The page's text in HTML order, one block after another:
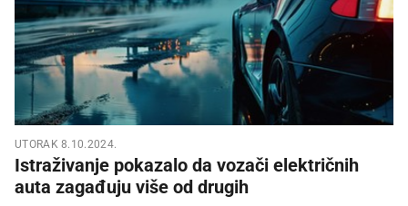
UTORAK 8.10.2024.
Istraživanje pokazalo da vozači električnih
auta zagađuju više od drugih